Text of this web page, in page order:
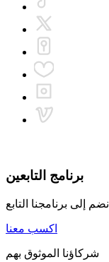
برنامج التابعين
انضم إلى برنامجنا التابع
اكسب معنا
شركاؤنا الموثوق بهم